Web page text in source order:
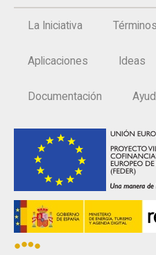
La Iniciativa
Aplicaciones Ideas
Documentación